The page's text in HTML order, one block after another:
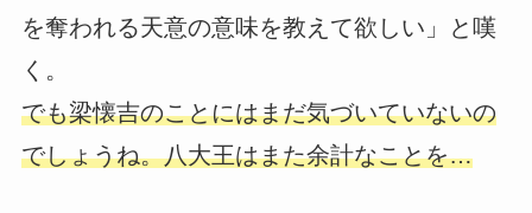
を奪われる天意の意味を教えて欲しい」と嘆
く。
でも梁懐吉のことにはまだ気づいていないの
でしょうね。八大王はまた余計なことを…